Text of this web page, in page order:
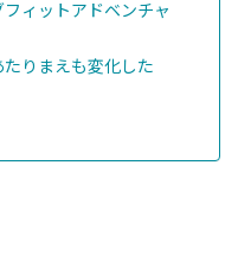
ィットアドベンチャ
りまえも変化した